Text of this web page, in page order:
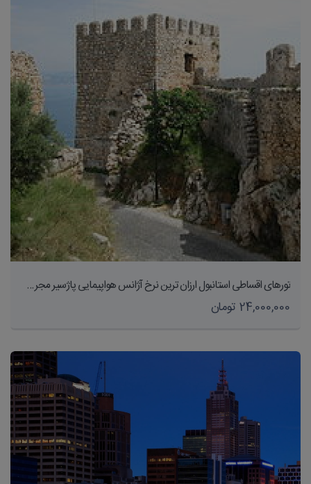
تورهای اقساطی استانبول ارزان ترین نرخ آژانس هواپیمایی پاژسیر مجری تورهای داخلی و خارجی اقساطی از مشهد
24,000,000 تومان